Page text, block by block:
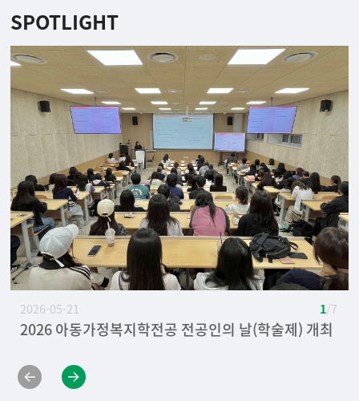
SPOTLIGHT
2026 아동가정복지학전공 전공인의 날(학술제) 개최
2026-05-21
[축하] 아동가정복지학전공 2025년도 취업활동 우수
2025 아동가정복지학전공 전공인의 날(학술제) 개최
2024 아동가정복지학전공 신설 장학금(국내 및 해외
2024 아동가정복지학전공 전공인의 날(학술제) 개최
2024년 세종도서 선정 [좋은 부모되기를 위한 예비부
2023년 청년소비자리더아카데미 현장견학
1/ 7